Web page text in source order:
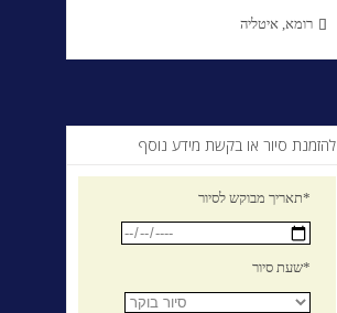
 רומא, איטליה
להזמנת סיור או בקשת מידע נוסף
תאריך מבוקש לסיור*
שעת סיור*